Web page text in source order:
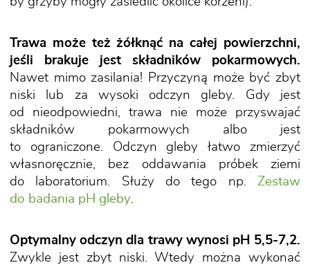
Trawa może też żółknąć na całej powierzchni,
jeśli brakuje jest składników pokarmowych.
Nawet mimo zasilania! Przyczyną może być zbyt
niski lub za wysoki odczyn gleby. Gdy jest
od nieodpowiedni, trawa nie może przyswajać
składników pokarmowych albo jest
to ograniczone. Odczyn gleby łatwo zmierzyć
własnoręcznie, bez oddawania próbek ziemi
do laboratorium. Służy do tego np. Zestaw
do badania pH gleby
Optymalny odczyn dla trawy wynosi pH 5,5-7,2.
Zwykle jest zbyt niski. Wtedy można wykonać